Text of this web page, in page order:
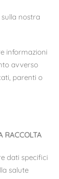
nostra
informazioni
avverso
parenti o
RACCOLTA
dati specifici
salute